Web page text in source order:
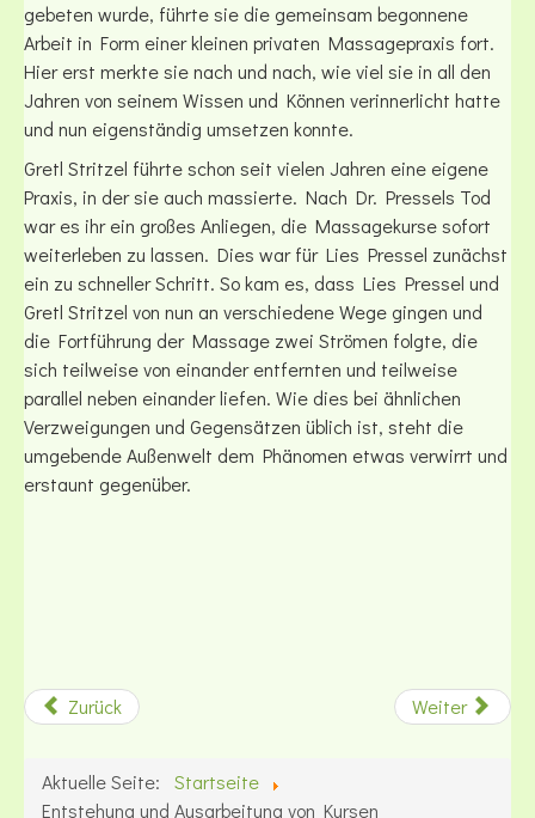
gebeten wurde, führte sie die gemeinsam begonnene
Arbeit in Form einer kleinen privaten Massagepraxis fort.
Hier erst merkte sie nach und nach, wie viel sie in all den
Jahren von seinem Wissen und Können verinnerlicht hatte
und nun eigenständig umsetzen konnte.
Gretl Stritzel führte schon seit vielen Jahren eine eigene
Praxis, in der sie auch massierte. Nach Dr. Pressels Tod
war es ihr ein großes Anliegen, die Massagekurse sofort
weiterleben zu lassen. Dies war für Lies Pressel zunächst
ein zu schneller Schritt. So kam es, dass Lies Pressel und
Gretl Stritzel von nun an verschiedene Wege gingen und
die Fortführung der Massage zwei Strömen folgte, die
sich teilweise von einander entfernten und teilweise
parallel neben einander liefen. Wie dies bei ähnlichen
Verzweigungen und Gegensätzen üblich ist, steht die
umgebende Außenwelt dem Phänomen etwas verwirrt und
erstaunt gegenüber.
Zurück Weiter
Aktuelle Seite:
Startseite
Entstehung und Ausarbeitung von Kursen